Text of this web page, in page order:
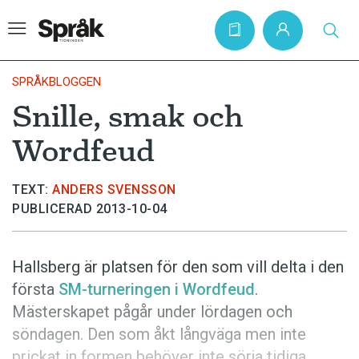
Hem
Artiklar
Krönikor
Språkfrågor
Bokrecensioner
Kviss
Podden
SPRÅKBLOGGEN
Snille, smak och
Wordfeud
TEXT: ANDERS SVENSSON
PUBLICERAD 2013-10-04
Hallsberg är platsen för den som vill delta i den
första SM-turneringen i Wordfeud.
Mästerskapet pågår under lördagen och
söndagen. Den som åkt långväga men inte